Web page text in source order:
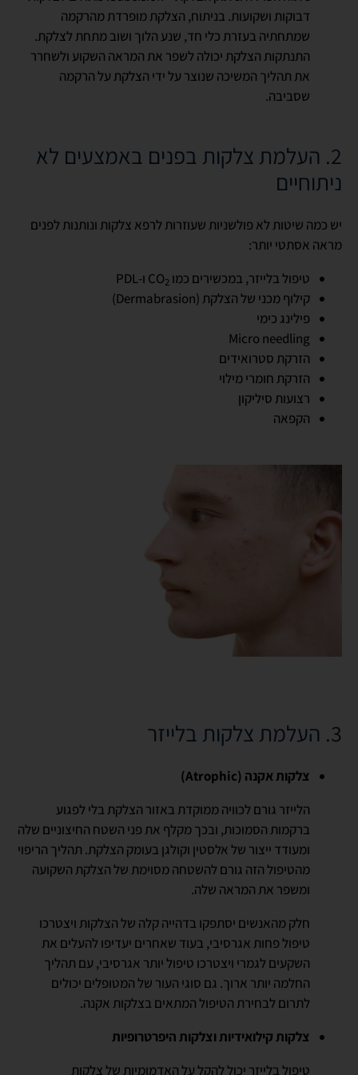
דבוקות ושקועות. בניתוח, הצלקת מופרדת מהרקמה
שמתחתיה בעזרת כלי חד, שנע הלוך ושוב מתחת לצלקת.
התנתקות הצלקת יכולה לשפר את המראה השקוע ולשחרר
את תהליך המשיכה שנוצר על ידי הצלקת על הרקמה
שסביבה.
2. העלמת צלקות בפנים באמצעים לא
ניתוחיים
יש כמה שיטות לא פולשניות שעוזרות לרפא צלקות ונותנות לפנים
מראה אסתטי יותר:
טיפול בלייזר, במכשירים כמו CO2 ו-PDL
קילוף מכני של הצלקת (Dermabrasion
)
פילינג כימי
Micro needling
הזרקת סטרואידים
הזרקת חומרי מילוי
רצועות סיליקון
הקפאה
3. העלמת צלקות בלייזר
צלקות אקנה (Atrophic
)
הלייזר גורם לכוויה ממוקדת באזור הצלקת בלי לפגוע
ברקמות הסמוכות, ובכך מקלף את פני השטח החיצוניים שלה
ומעודד ייצור של אלסטין וקולגן בעומק הצלקת. תהליך הריפוי
מהטיפול הזה גורם להשטחה מסוימת של הצלקת השקועה
ומשפר את המראה שלה.
חלק מהאנשים יסתפקו בדהייה קלה של הצלקות ויצטרכו
טיפול פחות אגרסיבי, בעוד שאחרים יעדיפו להעלים את
השקעים לגמרי ויצטרכו טיפול יותר אגרסיבי, עם תהליך
החלמה יותר ארוך. גם סוגי העור של המטופלים יכולים
לתרום לבחירת הטיפול המתאים בצלקות אקנה.
צלקות קילואידיות וצלקות היפרטרופיות
טיפול בלייזר יכול להקל על האדמומיות של צלקות